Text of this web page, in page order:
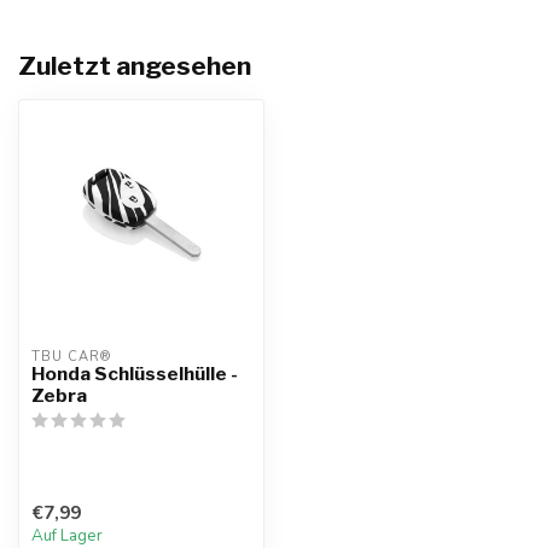
Zuletzt angesehen
TBU CAR®
Honda Schlüsselhülle -
Zebra
€7,99
Auf Lager